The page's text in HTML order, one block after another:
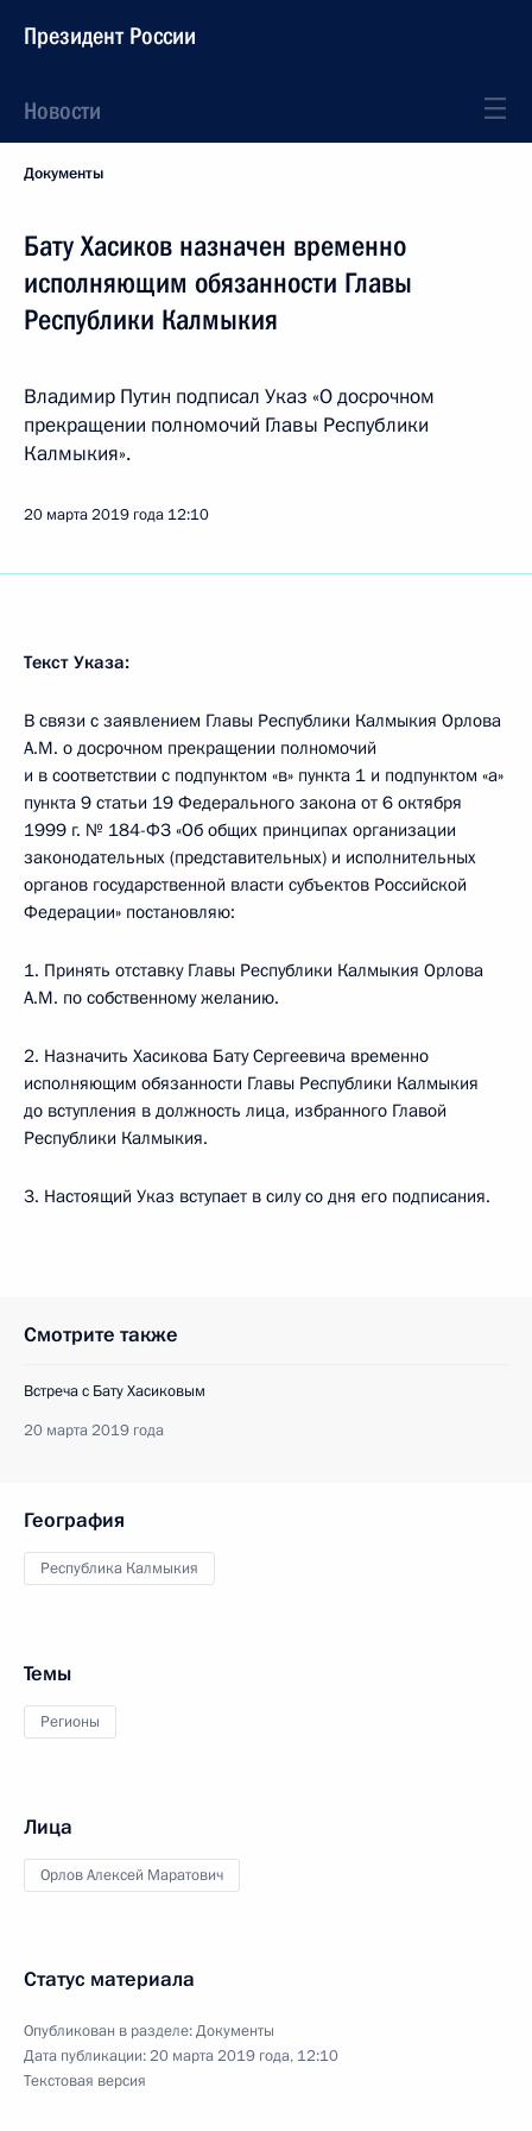
Президент России
Новости
Документы
Бату Хасиков назначен временно
исполняющим обязанности Главы
Республики Калмыкия
Владимир Путин подписал Указ «О досрочном
прекращении полномочий Главы Республики
Калмыкия».
20 марта 2019 года 12:10
Текст Указа:
В связи с заявлением Главы Республики Калмыкия Орлова
А.М. о досрочном прекращении полномочий
и в соответствии с подпунктом «в» пункта 1 и подпунктом «а»
пункта 9 статьи 19 Федерального закона от 6 октября
1999 г. № 184-ФЗ «Об общих принципах организации
законодательных (представительных) и исполнительных
органов государственной власти субъектов Российской
Федерации» постановляю:
1. Принять отставку Главы Республики Калмыкия Орлова
А.М. по собственному желанию.
2. Назначить Хасикова Бату Сергеевича временно
исполняющим обязанности Главы Республики Калмыкия
до вступления в должность лица, избранного Главой
Республики Калмыкия.
3. Настоящий Указ вступает в силу со дня его подписания.
Смотрите также
Встреча с Бату Хасиковым
20 марта 2019 года
География
Республика Калмыкия
Темы
Регионы
Лица
Орлов Алексей Маратович
Статус материала
Опубликован в разделе:Документы
Дата публикации:20 марта 2019 года, 12:10
Текстовая версия